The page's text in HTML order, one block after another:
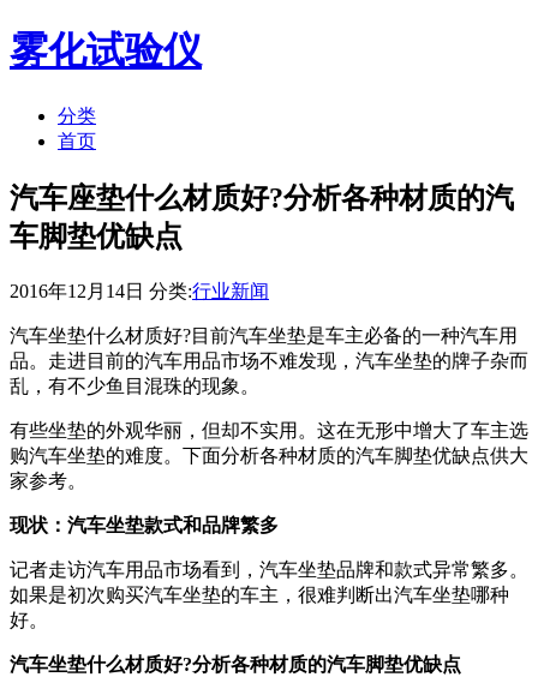
雾化试验仪
分类
首页
汽车座垫什么材质好?分析各种材质的汽
车脚垫优缺点
2016年12月14日 分类:行业新闻
汽车坐垫什么材质好?目前汽车坐垫是车主必备的一种汽车用
品。走进目前的汽车用品市场不难发现，汽车坐垫的牌子杂而
乱，有不少鱼目混珠的现象。
有些坐垫的外观华丽，但却不实用。这在无形中增大了车主选
购汽车坐垫的难度。下面分析各种材质的汽车脚垫优缺点供大
家参考。
现状：汽车坐垫款式和品牌繁多
记者走访汽车用品市场看到，汽车坐垫品牌和款式异常繁多。
如果是初次购买汽车坐垫的车主，很难判断出汽车坐垫哪种
好。
汽车坐垫什么材质好?分析各种材质的汽车脚垫优缺点